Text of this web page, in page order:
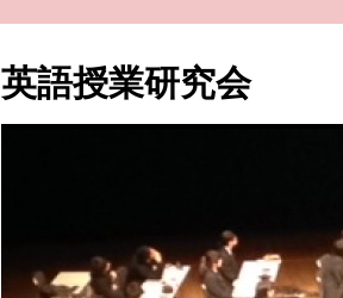
テ
ン
英語授業研究会